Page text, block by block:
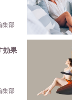
集部
効果
集部